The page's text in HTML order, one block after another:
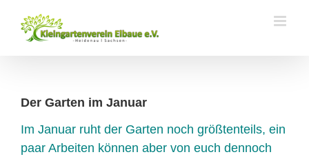
Inhalt
springen
Der Garten im Januar
Im Januar ruht der Garten noch größtenteils, ein
paar Arbeiten können aber von euch dennoch